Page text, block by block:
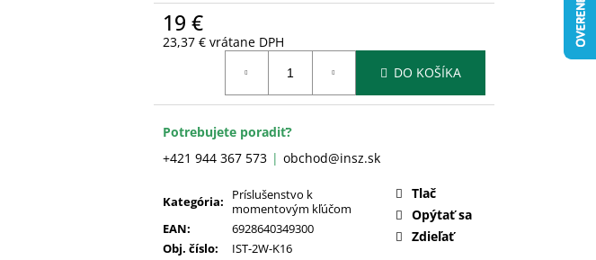
19 €
23,37 € vrátane DPH
DO KOŠÍKA
Potrebujete poradiť?
+421 944 367 573
obchod@insz.sk
Kategória:
Príslušenstvo k
momentovým kľúčom
EAN:
6928640349300
Obj. číslo: IST-2W-K16
Tlač
Opýtať sa
Zdieľať